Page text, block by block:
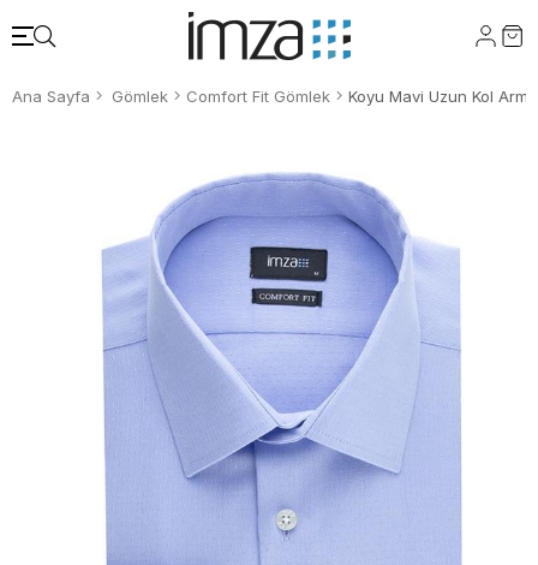
Ana Sayfa Gömlek Comfort Fit Gömlek